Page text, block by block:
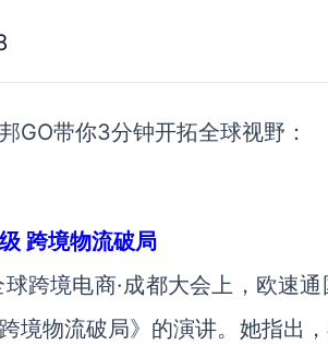
GO带你3分钟开拓全球视野：
跨境物流破局
跨境电商·成都大会上，欧速
境物流破局》的演讲。她指出